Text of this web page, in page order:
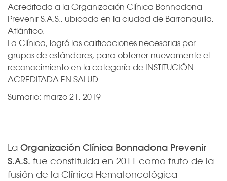
Acreditada a la Organización Clínica Bonnadona
Prevenir S.A.S., ubicada en la ciudad de Barranquilla,
Atlántico.
La Clínica, logró las calificaciones necesarias por
grupos de estándares, para obtener nuevamente el
reconocimiento en la categoría de INSTITUCIÓN
ACREDITADA EN SALUD
Sumario: marzo 21, 2019
La Organización Clínica Bonnadona Prevenir
S.A.S. fue constituida en 2011 como fruto de la
fusión de la Clínica Hematoncológica